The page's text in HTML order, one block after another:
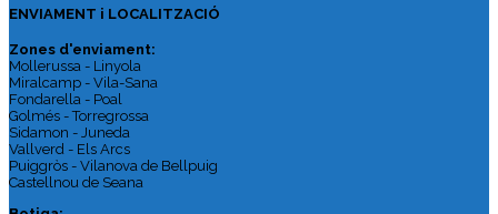
ENVIAMENT i LOCALITZACIÓ
Zones d'enviament:
Mollerussa - Linyola
Miralcamp - Vila-Sana
Fondarella - Poal
Golmés - Torregrossa
Sidamon - Juneda
Vallverd - Els Arcs
Puiggròs - Vilanova de Bellpuig
Castellnou de Seana